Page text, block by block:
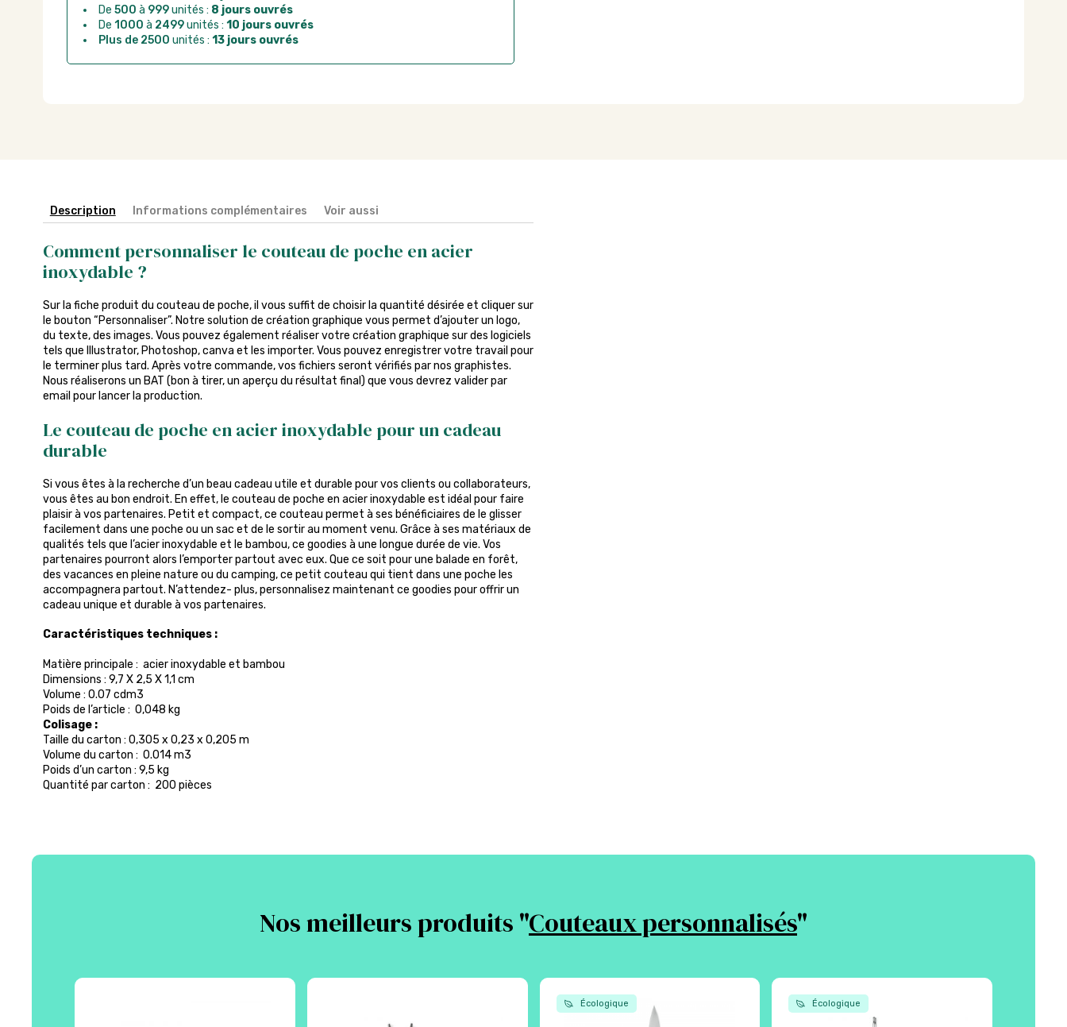
De 500 à 999unités : 8 jours ouvrés
De 1000 à 2499unités : 10 jours ouvrés
Plus de 2500 unités : 13 jours ouvrés
Description Informations complémentaires Voir aussi
Comment personnaliser le couteau de poche en acier
inoxydable ?
Sur la fiche produit du couteau de poche, il vous suffit de choisir la quantité désirée et cliquer sur
le bouton “Personnaliser”. Notre solution de création graphique vous permet d’ajouter un logo,
du texte, des images. Vous pouvez également réaliser votre création graphique sur des logiciels
tels que Illustrator, Photoshop, canva et les importer. Vous pouvez enregistrer votre travail pour
le terminer plus tard. Après votre commande, vos fichiers seront vérifiés par nos graphistes.
Nous réaliserons un BAT (bon à tirer, un aperçu du résultat final) que vous devrez valider par
email pour lancer la production.
Le couteau de poche en acier inoxydable pour un cadeau
durable
Si vous êtes à la recherche d’un beau cadeau utile et durable pour vos clients ou collaborateurs,
vous êtes au bon endroit. En effet, le couteau de poche en acier inoxydable est idéal pour faire
plaisir à vos partenaires. Petit et compact, ce couteau permet à ses bénéficiaires de le glisser
facilement dans une poche ou un sac et de le sortir au moment venu. Grâce à ses matériaux de
qualités tels que l’acier inoxydable et le bambou, ce goodies à une longue durée de vie. Vos
partenaires pourront alors l’emporter partout avec eux. Que ce soit pour une balade en forêt,
des vacances en pleine nature ou du camping, ce petit couteau qui tient dans une poche les
accompagnera partout. N’attendez- plus, personnalisez maintenant ce goodies pour offrir un
cadeau unique et durable à vos partenaires.
Caractéristiques techniques :
Matière principale : acier inoxydable et bambou
Dimensions : 9,7 X 2,5 X 1,1 cm
Volume : 0.07 cdm3
Poids de l’article : 0,048 kg
Colisage :
Taille du carton : 0,305 x 0,23 x 0,205 m
Volume du carton : 0.014 m3
Poids d’un carton : 9,5 kg
Quantité par carton : 200 pièces
Nos meilleurs produits "Couteaux personnalisés"
Écologique Écologique